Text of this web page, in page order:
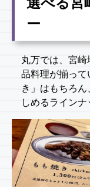
ー
丸万では、宮
品料理が揃っ
き」はもちろ
しめるラインナ